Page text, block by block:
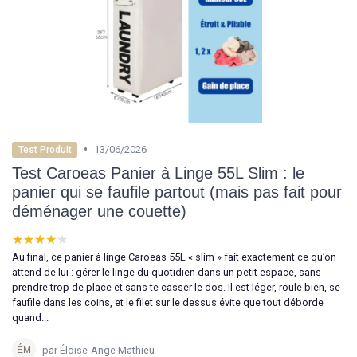
Test Produit • 13/06/2026
Test Caroeas Panier à Linge 55L Slim : le
panier qui se faufile partout (mais pas fait pour
déménager une couette)
★★★★★
★★★★★
Au final, ce panier à linge Caroeas 55L « slim » fait exactement ce qu’on
attend de lui : gérer le linge du quotidien dans un petit espace, sans
prendre trop de place et sans te casser le dos. Il est léger, roule bien, se
faufile dans les coins, et le filet sur le dessus évite que tout déborde
quand...
par Éloïse-Ange Mathieu